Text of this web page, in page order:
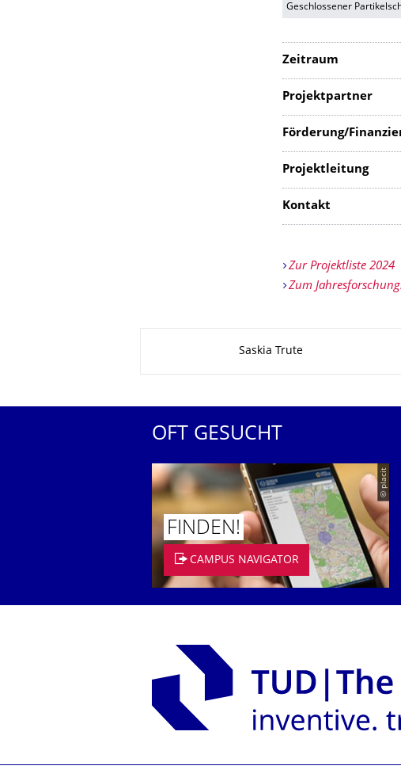
Geschlossener
Zeitraum
Projektpartner
Förderung/
Projektleitung
Kontakt
Zur Projektliste 2024
Zum
Saskia Trute
OFT GESUCHT
© placit
FINDEN!
CAMPUS NAVIGATOR